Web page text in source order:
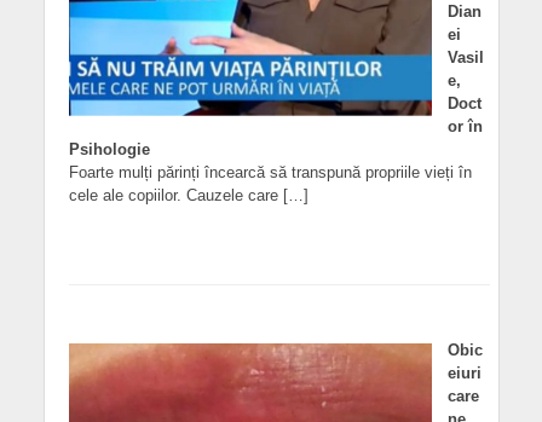
Dian
ei
Vasil
e,
Doct
or în
Psihologie
Foarte mulți părinți încearcă să transpună propriile vieți în
cele ale copiilor. Cauzele care […]
Obic
eiuri
care